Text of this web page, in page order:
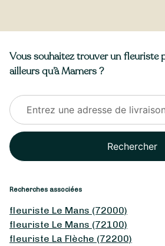
Vous souhaitez trouver un fleuriste
ailleurs qu’à Mamers ?
Rechercher
Recherches associées
fleuriste Le Mans (72000)
fleuriste Le Mans (72100)
fleuriste La Flèche (72200)